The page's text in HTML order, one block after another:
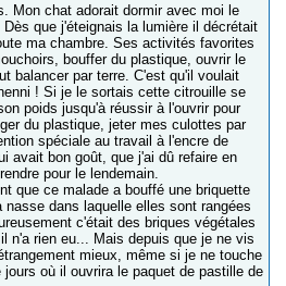
Mon chat adorait dormir avec moi le
que j'éteignais la lumière il décrétait
ma chambre. Ses activités favorites
bouffer du plastique, ouvrir le
balancer par terre. C'est qu'il voulait
! Si je le sortais cette citrouille se
poids jusqu'à réussir à l'ouvrir pour
du plastique, jeter mes culottes par
spéciale au travail à l'encre de
avait bon goût, que j'ai dû refaire en
pour le lendemain.
que ce malade a bouffé une briquette
nasse dans laquelle elles sont rangées
c'était des briques végétales
n'a rien eu... Mais depuis que je ne vis
mieux, même si je ne touche
où il ouvrira le paquet de pastille de